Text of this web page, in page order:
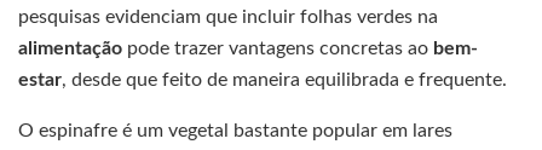
pesquisas evidenciam que incluir folhas verdes na
alimentação pode trazer vantagens concretas ao bem-
estar, desde que feito de maneira equilibrada e frequente.
O espinafre é um vegetal bastante popular em lares